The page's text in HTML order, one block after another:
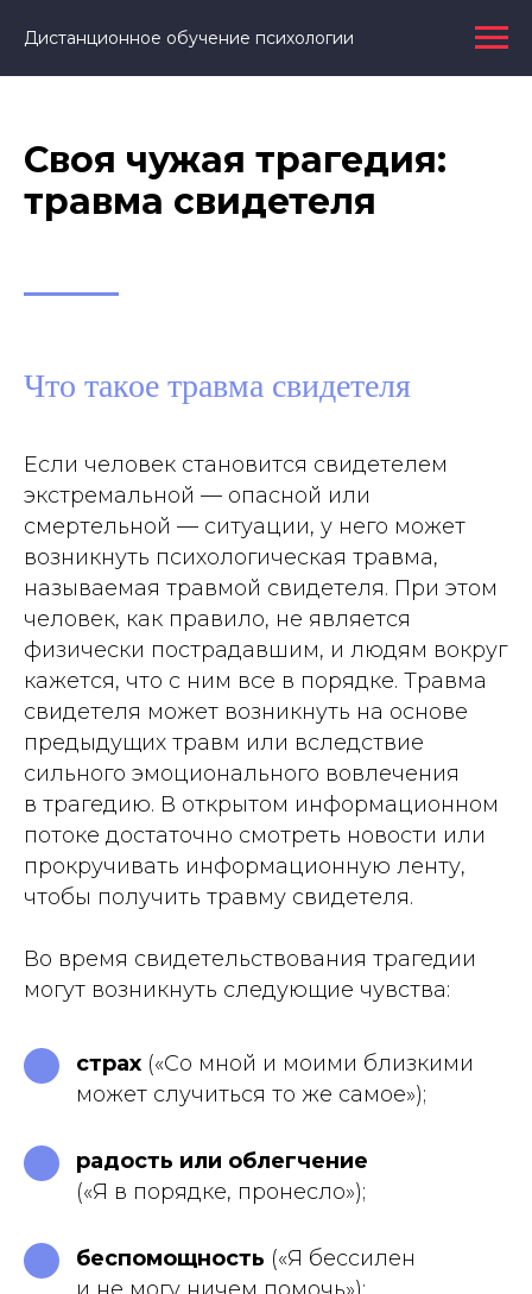
Дистанционное обучение психологии
Своя чужая трагедия:
травма свидетеля
Что такое травма свидетеля
Если человек становится свидетелем
экстремальной — опасной или
смертельной — ситуации, у него может
возникнуть психологическая травма,
называемая травмой свидетеля. При этом
человек, как правило, не является
физически пострадавшим, и людям вокруг
кажется, что с ним все в порядке. Травма
свидетеля может возникнуть на основе
предыдущих травм или вследствие
сильного эмоционального вовлечения
в трагедию. В открытом информационном
потоке достаточно смотреть новости или
прокручивать информационную ленту,
чтобы получить травму свидетеля.
Во время свидетельствования трагедии
могут возникнуть следующие чувства:
страх («Со мной и моими близкими
может случиться то же самое»);
радость или облегчение
(«Я в порядке, пронесло»);
беспомощность («Я бессилен